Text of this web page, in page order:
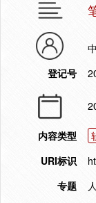
登记号
内容类型
URI标识
专题